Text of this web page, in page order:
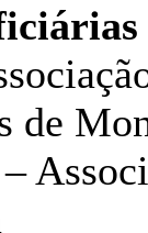
de